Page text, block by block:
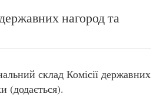
нагород та
склад Комісії державних
(додається).